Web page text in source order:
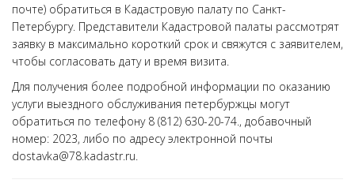
почте) обратиться в Кадастровую палату по Санкт-
Петербургу. Представители Кадастровой палаты рассмотрят
заявку в максимально короткий срок и свяжутся с заявителем,
чтобы согласовать дату и время визита.
Для получения более подробной информации по оказанию
услуги выездного обслуживания петербуржцы могут
обратиться по телефону 8 (812) 630-20-74., добавочный
номер: 2023, либо по адресу электронной почты
dostavka@78.kadastr.ru.